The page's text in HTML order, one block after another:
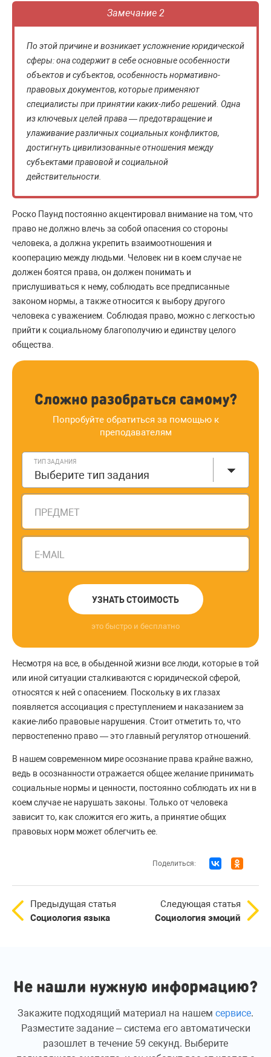
Замечание 2
По этой причине и возникает усложнение юридической
сферы: она содержит в себе основные особенности
объектов и субъектов, особенность нормативно-
правовых документов, которые применяют
специалисты при принятии каких-либо решений. Одна
из ключевых целей права — предотвращение и
улаживание различных социальных конфликтов,
достигнуть цивилизованные отношения между
субъектами правовой и социальной
действительности.
Роско Паунд постоянно акцентировал внимание на том, что
право не должно влечь за собой опасения со стороны
человека, а должна укрепить взаимоотношения и
кооперацию между людьми. Человек ни в коем случае не
должен боятся права, он должен понимать и
прислушиваться к нему, соблюдать все предписанные
законом нормы, а также относится к выбору другого
человека с уважением. Соблюдая право, можно с легкостью
прийти к социальному благополучию и единству целого
общества.
Сложно разобраться самому?
Попробуйте обратиться за помощью к
преподавателям
ТИП ЗАДАНИЯ
Выберите тип задания
ПРЕДМЕТ
E-MAIL
УЗНАТЬ СТОИМОСТЬ
это быстро и бесплатно
Несмотря на все, в обыденной жизни все люди, которые в той
или иной ситуации сталкиваются с юридической сферой,
относятся к ней с опасением. Поскольку в их глазах
появляется ассоциация с преступлением и наказанием за
какие-либо правовые нарушения. Стоит отметить то, что
первостепенно право — это главный регулятор отношений.
В нашем современном мире осознание права крайне важно,
ведь в осознанности отражается общее желание принимать
социальные нормы и ценности, постоянно соблюдать их ни в
коем случае не нарушать законы. Только от человека
зависит то, как сложится его жить, а принятие общих
правовых норм может облегчить ее.
Поделиться:
Предыдущая статья
Социология языка
Следующая статья
Социология эмоций
Не нашли нужную информацию?
Закажите подходящий материал на нашем сервисе.
Разместите задание – система его автоматически
разошлет в течение 59 секунд. Выберите